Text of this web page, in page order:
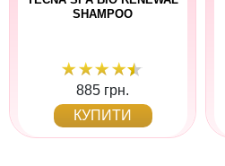
SHAMPOO
885 грн.
КУПИТИ